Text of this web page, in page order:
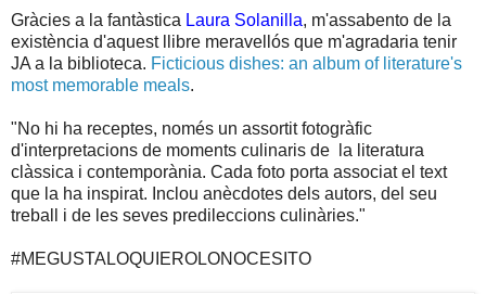
Gràcies a la fantàstica Laura Solanilla, m'assabento de la
existència d'aquest llibre meravellós que m'agradaria tenir
JA a la biblioteca. Ficticious dishes: an album of literature's
most memorable meals.
"No hi ha receptes, només un assortit fotogràfic
d'interpretacions de moments culinaris de la literatura
clàssica i contemporània. Cada foto porta associat el text
que la ha inspirat. Inclou anècdotes dels autors, del seu
treball i de les seves predileccions culinàries."
#MEGUSTALOQUIEROLONOCESITO